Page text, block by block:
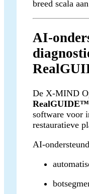
breed scala
AI-
De X-MIND
software voor
restauratieve
AI-